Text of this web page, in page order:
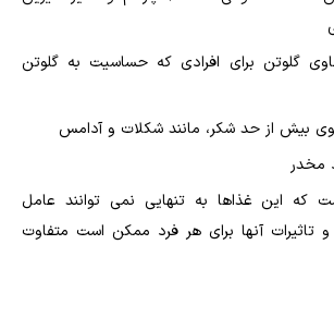
گلوتن برای افرادی که حساسیت به گلوتن
بیش از حد شکر، مانند شکلات و آدامس
مخدر
که این غذاها به تنهایی نمی توانند عامل
تاثیرات آنها برای هر فرد ممکن است متفاوت